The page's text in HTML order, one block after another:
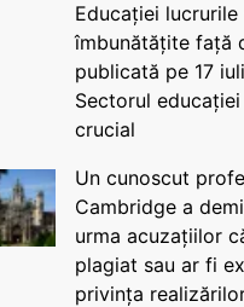
Educației
îmbunătățite față
publicată pe 17
Sectorul
crucial
Un cunoscut
Cambridge a
urma acuzațiilor
plagiat sau ar fi
privința